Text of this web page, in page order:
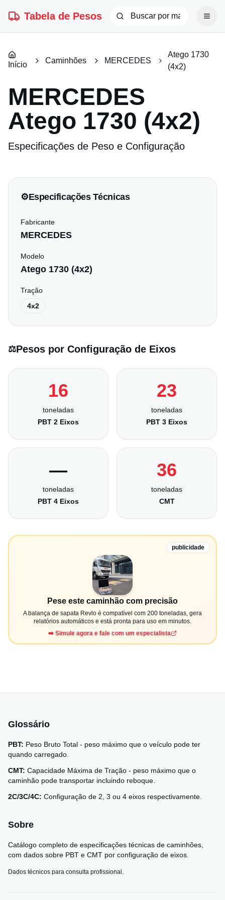
Tabela de Pesos
Início Caminhões MERCEDES
Atego 1730
(4x2)
MERCEDES
Atego 1730 (4x2)
Especificações de Peso e Configuração
⚙️Especificações Técnicas
Fabricante
MERCEDES
Modelo
Atego 1730 (4x2)
Tração
4x2
⚖️Pesos por Configuração de Eixos
16
toneladas
PBT 2 Eixos
23
toneladas
PBT 3 Eixos
—
toneladas
PBT 4 Eixos
36
toneladas
CMT
publicidade
Pese este caminhão com precisão
A balança de sapata Revlo é compatível com 200 toneladas, gera
relatórios automáticos e está pronta para uso em minutos.
➡️ Simule agora e fale com um especialista
Glossário
PBT: Peso Bruto Total - peso máximo que o veículo pode ter
quando carregado.
CMT: Capacidade Máxima de Tração - peso máximo que o
caminhão pode transportar incluindo reboque.
2C/3C/4C: Configuração de 2, 3 ou 4 eixos respectivamente.
Sobre
Catálogo completo de especificações técnicas de caminhões,
com dados sobre PBT e CMT por configuração de eixos.
Dados técnicos para consulta profissional.